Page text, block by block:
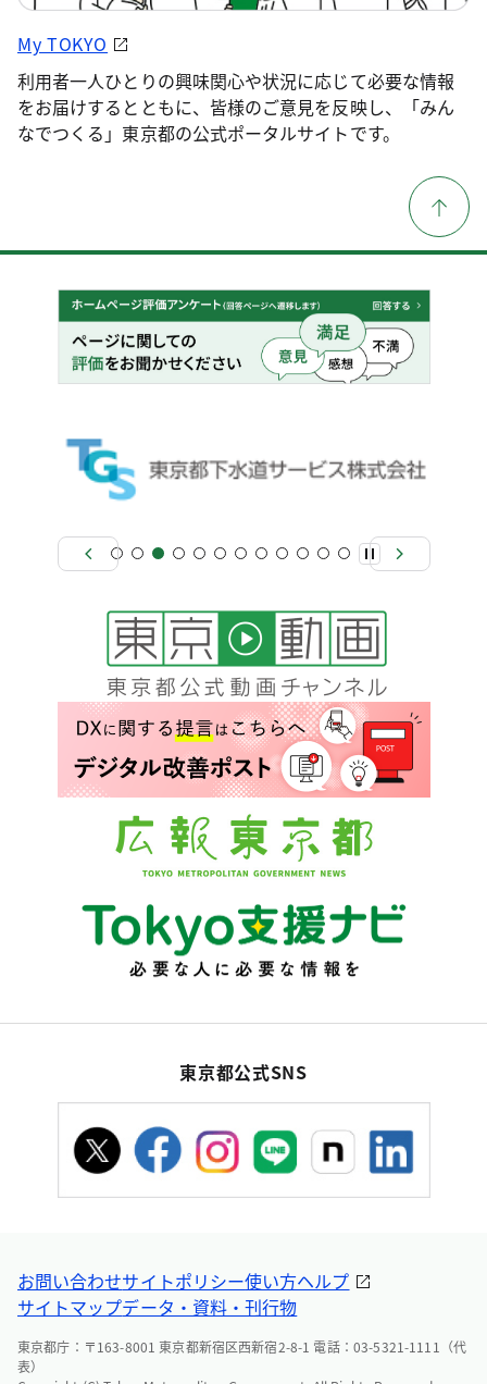
My TOKYO
利用者一人ひとりの興味関心や状況に応じて必要な情報
をお届けするとともに、皆様のご意見を反映し、「みん
なでつくる」東京都の公式ポータルサイトです。
東京都公式SNS
お問い合わせサイトポリシー使い方ヘルプ
サイトマップデータ・資料・刊行物
東京都庁：〒163-8001 東京都新宿区西新宿2-8-1 電話：03-5321-1111（代
表）